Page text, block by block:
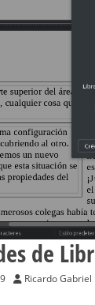
de
Ricardo